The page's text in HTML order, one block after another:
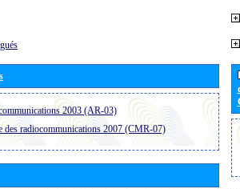
2003 (AR-03)
des radiocommunications 2007 (CMR-07)